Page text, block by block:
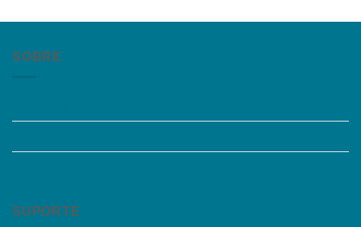
SOBRE
SUPORTE